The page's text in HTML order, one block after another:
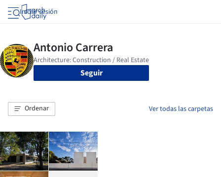
Iniciar sesión
Seguir
Ordenar Ver todas las carpetas